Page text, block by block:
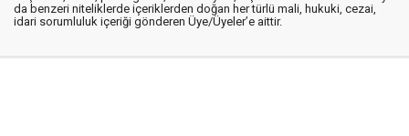
da benzeri niteliklerde içeriklerden doğan her türlü mali, hukuki, cezai,
idari sorumluluk içeriği gönderen Üye/Üyeler’e aittir.